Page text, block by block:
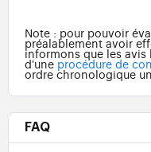
Note : pour pouvoir
préalablement avoir
informons que les
d'une procédure de
ordre chronologique
FAQ